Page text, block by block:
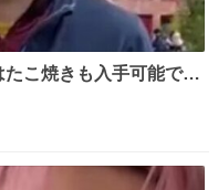
こ焼きも入手可能です
が入っているオリジナ
ました👏（ええ笑顔や） #たこ焼きの日